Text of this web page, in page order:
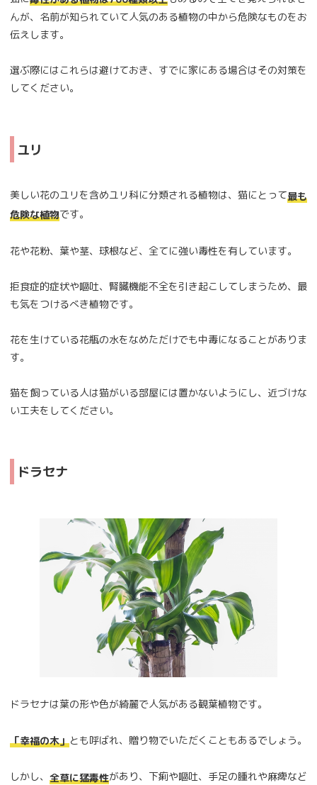
んが、名前が知られていて人気のある植物の中から危険なものをお
伝えします。
選ぶ際にはこれらは避けておき、すでに家にある場合はその対策を
してください。
ユリ
美しい花のユリを含めユリ科に分類される植物は、猫にとって最も
危険な植物です。
花や花粉、葉や茎、球根など、全てに強い毒性を有しています。
拒食症的症状や嘔吐、腎臓機能不全を引き起こしてしまうため、最
も気をつけるべき植物です。
花を生けている花瓶の水をなめただけでも中毒になることがありま
す。
猫を飼っている人は猫がいる部屋には置かないようにし、近づけな
い工夫をしてください。
ドラセナ
ドラセナは葉の形や色が綺麗で人気がある観葉植物です。
「幸福の木」とも呼ばれ、贈り物でいただくこともあるでしょう。
しかし、 全草に猛毒性があり、下痢や嘔吐、手足の腫れや麻痺など